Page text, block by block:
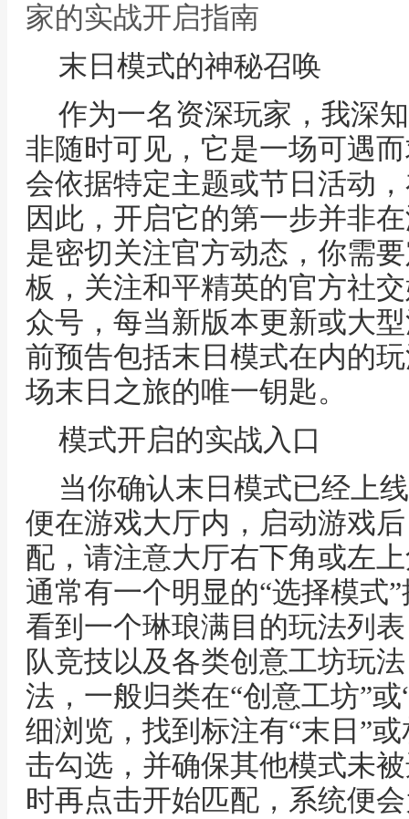
家的实战开启指南
末日模式的神秘召唤
作为一名资深玩家，我深
非随时可见，它是一场可遇
会依据特定主题或节日活动
因此，开启它的第一步并非
是密切关注官方动态，你需
板，关注和平精英的官方社
众号，每当新版本更新或大
前预告包括末日模式在内的
场末日之旅的唯一钥匙。
模式开启的实战入口
当你确认末日模式已经上
便在游戏大厅内，启动游戏
配，请注意大厅右下角或左
通常有一个明显的“选择模式
看到一个琳琅满目的玩法列
队竞技以及各类创意工坊玩
法，一般归类在“创意工坊”
细浏览，找到标注有“末日”
击勾选，并确保其他模式未
时再点击开始匹配，系统便